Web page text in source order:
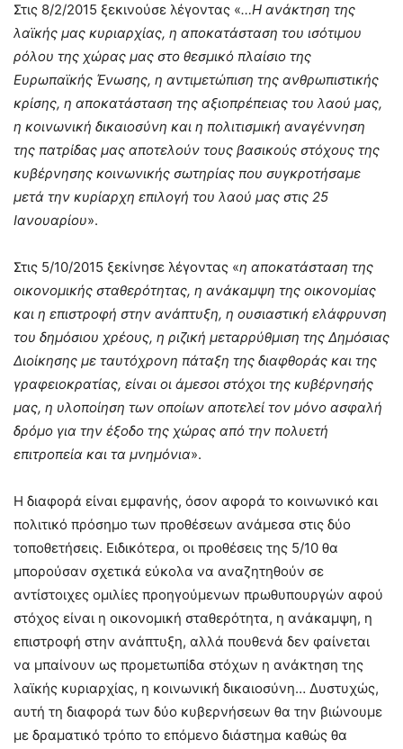
Στις 8/2/2015 ξεκινούσε λέγοντας «…Η ανάκτηση της
λαϊκής μας κυριαρχίας, η αποκατάσταση του ισότιμου
ρόλου της χώρας μας στο θεσμικό πλαίσιο της
Ευρωπαϊκής Ένωσης, η αντιμετώπιση της ανθρωπιστικής
κρίσης, η αποκατάσταση της αξιοπρέπειας του λαού μας,
η κοινωνική δικαιοσύνη και η πολιτισμική αναγέννηση
της πατρίδας μας αποτελούν τους βασικούς στόχους της
κυβέρνησης κοινωνικής σωτηρίας που συγκροτήσαμε
μετά την κυρίαρχη επιλογή του λαού μας στις 25
Ιανουαρίου».
Στις 5/10/2015 ξεκίνησε λέγοντας «η αποκατάσταση της
οικονομικής σταθερότητας, η ανάκαμψη της οικονομίας
και η επιστροφή στην ανάπτυξη, η ουσιαστική ελάφρυνση
του δημόσιου χρέους, η ριζική μεταρρύθμιση της Δημόσιας
Διοίκησης με ταυτόχρονη πάταξη της διαφθοράς και της
γραφειοκρατίας, είναι οι άμεσοι στόχοι της κυβέρνησής
μας, η υλοποίηση των οποίων αποτελεί τον μόνο ασφαλή
δρόμο για την έξοδο της χώρας από την πολυετή
επιτροπεία και τα μνημόνια».
Η διαφορά είναι εμφανής, όσον αφορά το κοινωνικό και
πολιτικό πρόσημο των προθέσεων ανάμεσα στις δύο
τοποθετήσεις. Ειδικότερα, οι προθέσεις της 5/10 θα
μπορούσαν σχετικά εύκολα να αναζητηθούν σε
αντίστοιχες ομιλίες προηγούμενων πρωθυπουργών αφού
στόχος είναι η οικονομική σταθερότητα, η ανάκαμψη, η
επιστροφή στην ανάπτυξη, αλλά πουθενά δεν φαίνεται
να μπαίνουν ως προμετωπίδα στόχων η ανάκτηση της
λαϊκής κυριαρχίας, η κοινωνική δικαιοσύνη… Δυστυχώς,
αυτή τη διαφορά των δύο κυβερνήσεων θα την βιώνουμε
με δραματικό τρόπο το επόμενο διάστημα καθώς θα